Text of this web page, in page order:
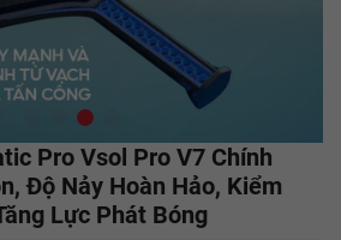
Pro Vsol Pro V7 Chính
Độ Nảy Hoàn Hảo, Kiểm
Lực Phát Bóng